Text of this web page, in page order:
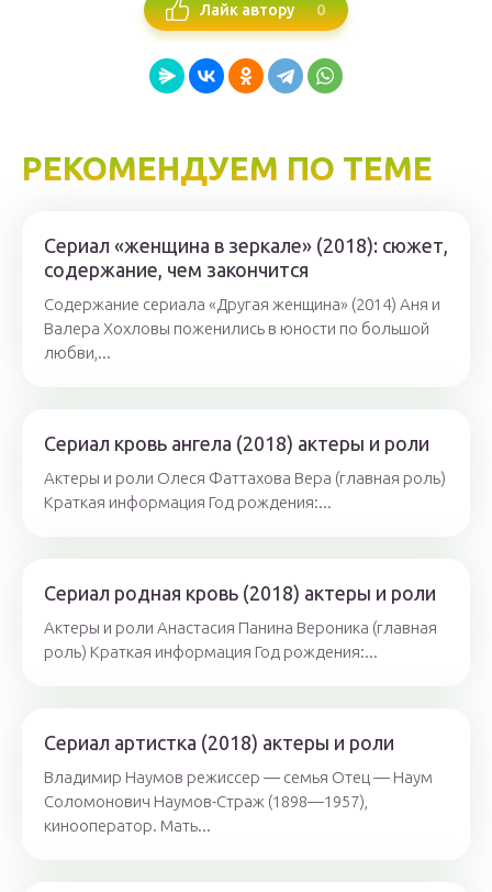
Лайк автору 0
РЕКОМЕНДУЕМ ПО ТЕМЕ
Сериал «женщина в зеркале» (2018): сюжет,
содержание, чем закончится
Содержание сериала «Другая женщина» (2014) Аня и
Валера Хохловы поженились в юности по большой
любви,...
Сериал кровь ангела (2018) актеры и роли
Актеры и роли Олеся Фаттахова Вера (главная роль)
Краткая информация Год рождения:...
Сериал родная кровь (2018) актеры и роли
Актеры и роли Анастасия Панина Вероника (главная
роль) Краткая информация Год рождения:...
Сериал артистка (2018) актеры и роли
Владимир Наумов режиссер — семья Отец — Наум
Соломонович Наумов-Страж (1898—1957),
кинооператор. Мать...